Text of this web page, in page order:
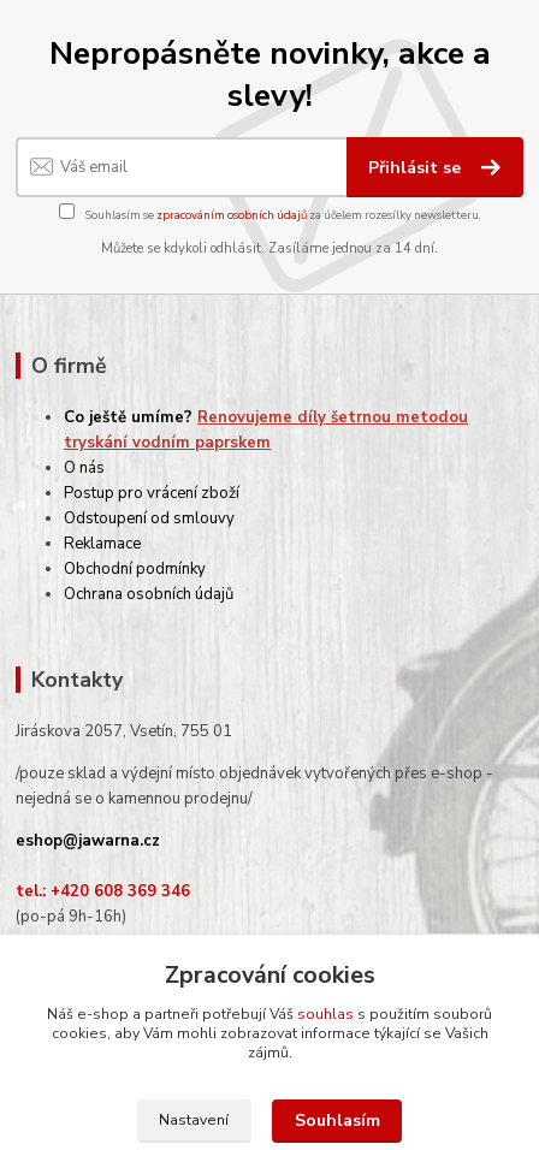
Nepropásněte novinky, akce a
slevy!
Přihlásit se
Souhlasím se zpracováním osobních údajůza účelem rozesílky newsletteru.
Můžete se kdykoli odhlásit. Zasíláme jednou za 14 dní.
O firmě
Co ještě umíme? Renovujeme díly šetrnou metodou
tryskání vodním paprskem
O nás
Postup pro vrácení zboží
Odstoupení od smlouvy
Reklamace
Obchodní podmínky
Ochrana osobních údajů
Kontakty
Jiráskova 2057, Vsetín, 755 01
/pouze sklad a výdejní místo objednávek vytvořených přes e-shop -
nejedná se o kamennou prodejnu/
eshop@jawarna.cz
tel.: +420 608 369 346
(po-pá 9h-16h)
Sledujte nás na Facebooku
Zpracování cookies
Náš e-shop a partneři potřebují Váš souhlas s použitím souborů
cookies, aby Vám mohli zobrazovat informace týkající se Vašich
zájmů.
Nastavení Souhlasím